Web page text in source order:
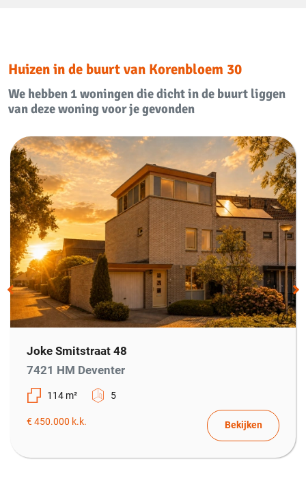
Aangebouwd steen
Parkeer faciliciteiten
Openbaar parkeren, Op eigen
terrein
Dak
Soort dak Zadeldak
Voorzieningen
Voorzieningen
Mechanische ventilatie, TV
kabel, Buitenzonwering,
Dakraam, Glasvezel kabel
Overig
Onderhoud buiten
Huizen in de buurt van Korenbloem 30
We hebben 1 woningen die dicht in de buurt liggen
van deze woning voor je gevonden
Joke Smitstraat 48
7421 HM Deventer
114 m² 5
€ 450.000 k.k. Bekijken